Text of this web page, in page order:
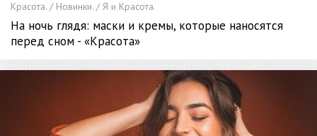
Красота. / Новинки. / Я и Красота.
На ночь глядя: маски и кремы, которые наносятся
перед сном - «Красота»